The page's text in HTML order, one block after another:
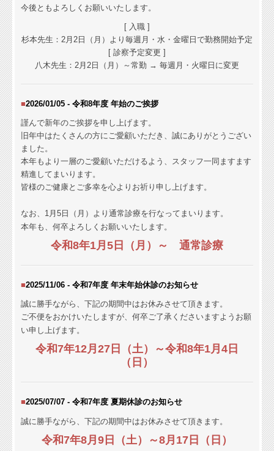
今後ともよろしくお願いいたします。
[ 入職 ]
杉本先生：2月2日（月）
より毎週月・水・金曜日で勤務開始予定
[ 診察予定変更 ]
八木先生：2月2日（月）～常勤 → 毎週月・火曜日に変更
■2026/01/05 - 令和8年度 年始のご挨拶
謹んで新年のご挨拶を申し上げます。
旧年中はたくさんの方にご愛顧いただき、誠にありがとうござい
ました。
本年もより一層のご愛顧いただけるよう、スタッフ一同ますます
精進してまいります。
皆様のご健康とご多幸を心よりお祈り申し上げます。
なお、1月5日（月）より通常診療を行なってまいります。
本年も、何卒よろしくお願いいたします。
令和8年1月5日（月）～ 通常診療
■2025/11/06 - 令和7年度 年末年始休診のお知らせ
誠に勝手ながら、下記の期間中はお休みさせて頂きます。
ご不便をおかけいたしますが、何卒ご了承くださいますようお願
い申し上げます。
令和7年12月27日（土）～令和8年1月4日
（日）
■2025/07/07 - 令和7年度 夏期休診のお知らせ
誠に勝手ながら、下記の期間中はお休みさせて頂きます。
令和7年8月9日（土）～8月17日（日）